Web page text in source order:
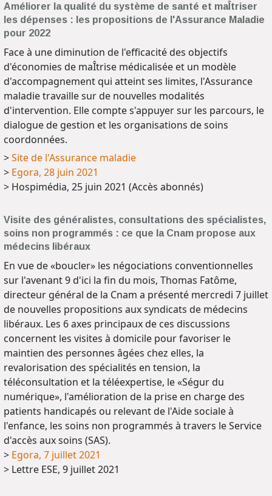
Améliorer la qualité du système de santé et maÎtriser
les dépenses : les propositions de l'Assurance Maladie
pour 2022
Face à une diminution de l'efficacité des objectifs
d'économies de maÎtrise médicalisée et un modèle
d'accompagnement qui atteint ses limites, l'Assurance
maladie travaille sur de nouvelles modalités
d'intervention. Elle compte s'appuyer sur les parcours, le
dialogue de gestion et les organisations de soins
coordonnées.
>Site de l'Assurance maladie
> Egora, 28 juin 2021
> Hospimédia, 25 juin 2021 (Accès abonnés)
Visite des généralistes, consultations des spécialistes,
soins non programmés : ce que la Cnam propose aux
médecins libéraux
En vue de «boucler» les négociations conventionnelles
sur l'avenant 9 d'ici la fin du mois, Thomas Fatôme,
directeur général de la Cnam a présenté mercredi 7 juillet
de nouvelles propositions aux syndicats de médecins
libéraux. Les 6 axes principaux de ces discussions
concernent les visites à domicile pour favoriser le
maintien des personnes âgées chez elles, la
revalorisation des spécialités en tension, la
téléconsultation et la téléexpertise, le «Ségur du
numérique», l'amélioration de la prise en charge des
patients handicapés ou relevant de l'Aide sociale à
l'enfance, les soins non programmés à travers le Service
d'accès aux soins (SAS).
> Egora, 7 juillet 2021
> Lettre ESE, 9 juillet 2021